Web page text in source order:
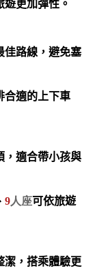
更加彈性。
佳路線，避免塞
合適的上下車
，適合帶小孩與
9人座可依旅遊
潔 ，搭乘體驗更